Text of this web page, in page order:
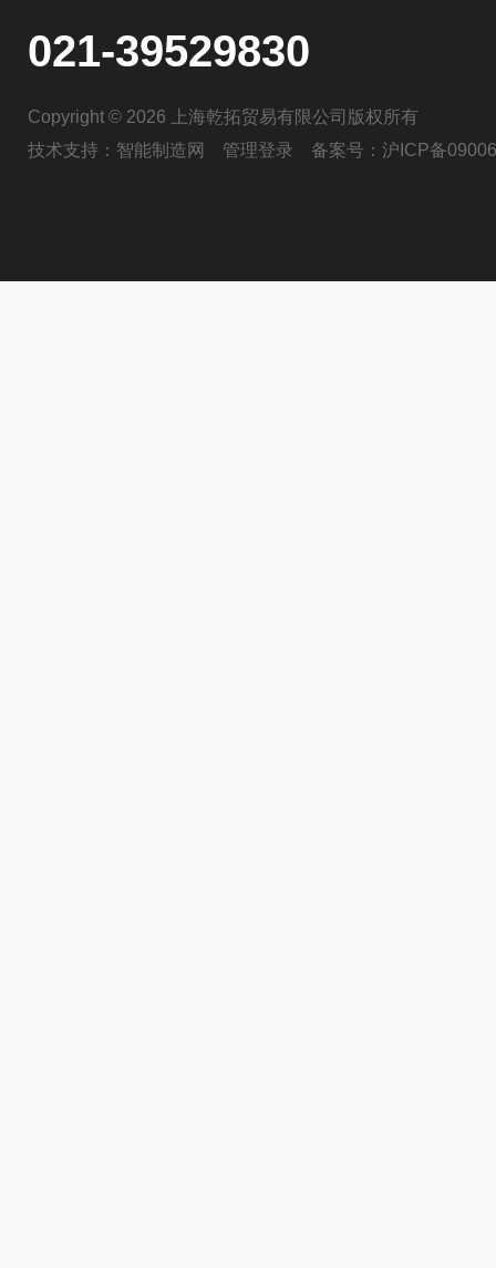
021-39529830
Copyright © 2026 上海乾拓贸易有限公司版权所有
技术支持： 智能制造网 管理登录 备案号： 沪ICP备